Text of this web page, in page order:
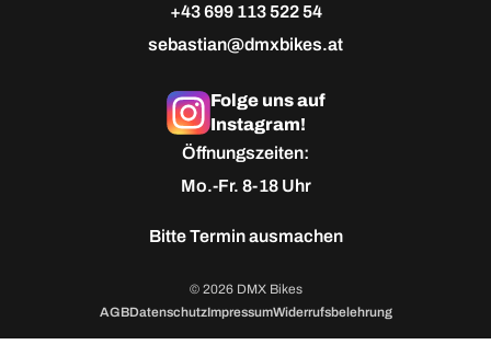
+43 699 113 522 54
sebastian@dmxbikes.at
Folge uns auf
Instagram!
Öffnungszeiten:
Mo.-Fr. 8-18 Uhr
BitteTermin ausmachen
© 2026 DMX Bikes
AGBDatenschutzImpressumWiderrufsbelehrung